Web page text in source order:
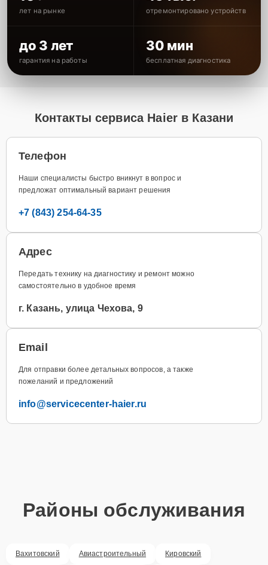
лет на рынке отремонтировано устройств
до 3 лет
гарантия на работы
30 мин
бесплатная диагностика
Контакты сервиса Haier в Казани
Телефон
Наши специалисты быстро вникнут в вопрос и
предложат оптимальный вариант решения
+7 (843) 254-64-35
Адрес
Передать технику на диагностику и ремонт можно
самостоятельно в удобное время
г. Казань, улица Чехова, 9
Email
Для отправки более детальных вопросов, а также
пожеланий и предложений
info@servicecenter-haier.ru
Районы обслуживания
Вахитовский Авиастроительный Кировский